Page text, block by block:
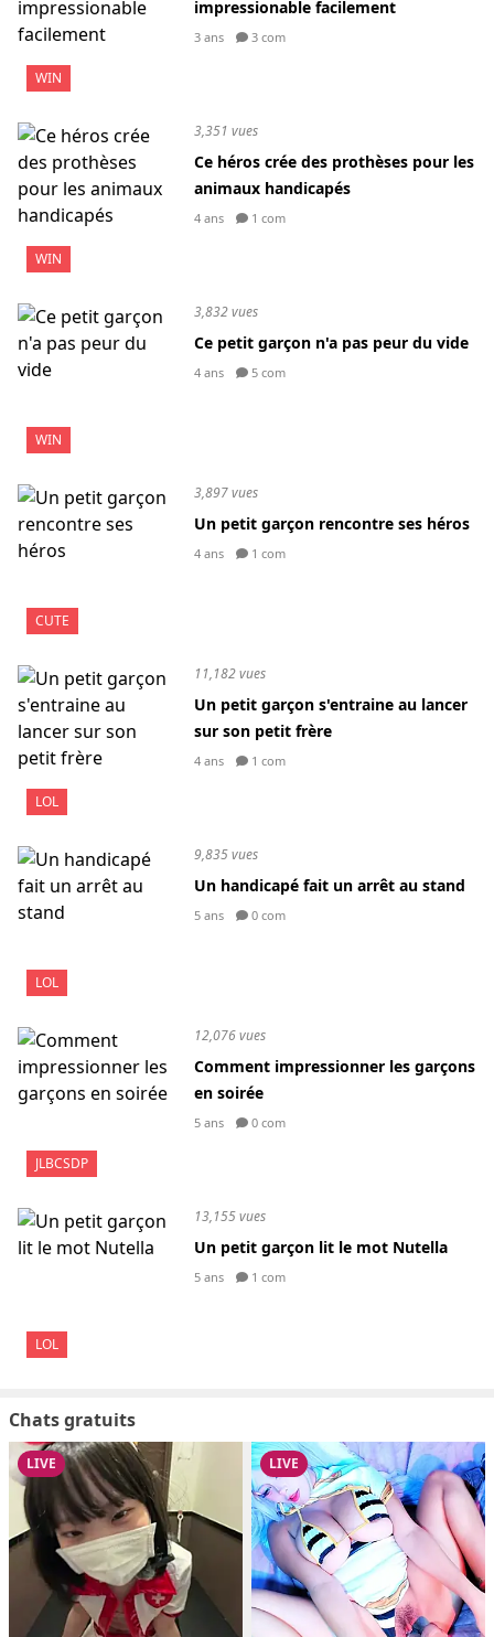
WIN
impressionable facilement
3 ans 3 com
WIN
3,351 vues
Ce héros crée des prothèses pour les
animaux handicapés
4 ans 1 com
WIN
3,832 vues
Ce petit garçon n'a pas peur du vide
4 ans 5 com
CUTE
3,897 vues
Un petit garçon rencontre ses héros
4 ans 1 com
LOL
11,182 vues
Un petit garçon s'entraine au lancer
sur son petit frère
4 ans 1 com
LOL
9,835 vues
Un handicapé fait un arrêt au stand
5 ans 0 com
JLBCSDP
12,076 vues
Comment impressionner les garçons
en soirée
5 ans 0 com
LOL
13,155 vues
Un petit garçon lit le mot Nutella
5 ans 1 com
Chats gratuits